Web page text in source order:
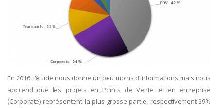
En 2016, l’étude nous donne un peu moins d’informations mais nous
apprend que les projets en Points de Vente et en entreprise
(Corporate) représentent la plus grosse partie, respectivement 39%